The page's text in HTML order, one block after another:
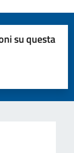
su questa